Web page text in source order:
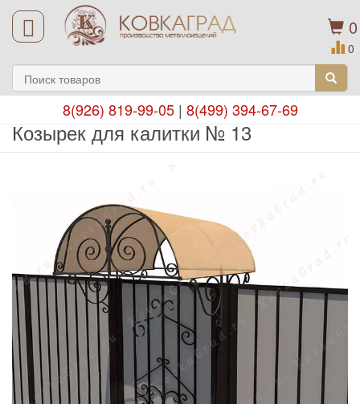
0
0
8(926) 819-99-05| 8(499) 394-67-69
Козырек для калитки № 13